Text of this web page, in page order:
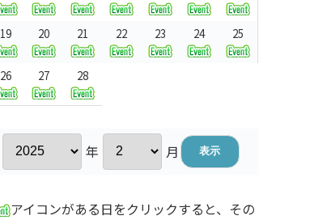
19 20 21 22 23 24 25
26 27 28
年 月
アイコンがある日をクリックすると、その